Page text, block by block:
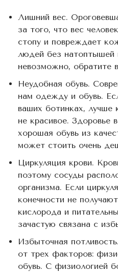
Лишний вес.
за того, что вес
стопу и повреждает
людей без натоптышей
невозможно, обратите
Неудобная обувь.
нам одежду и обувь.
ваших ботинках, лучше
не красивое. Здоровье
хорошая обувь из
может стоить очень
Циркуляция крови.
поэтому сосуды
организма. Если
конечности не
кислорода и
зачастую связана с
Избыточная
от трех факторов:
обувь. С физиологией